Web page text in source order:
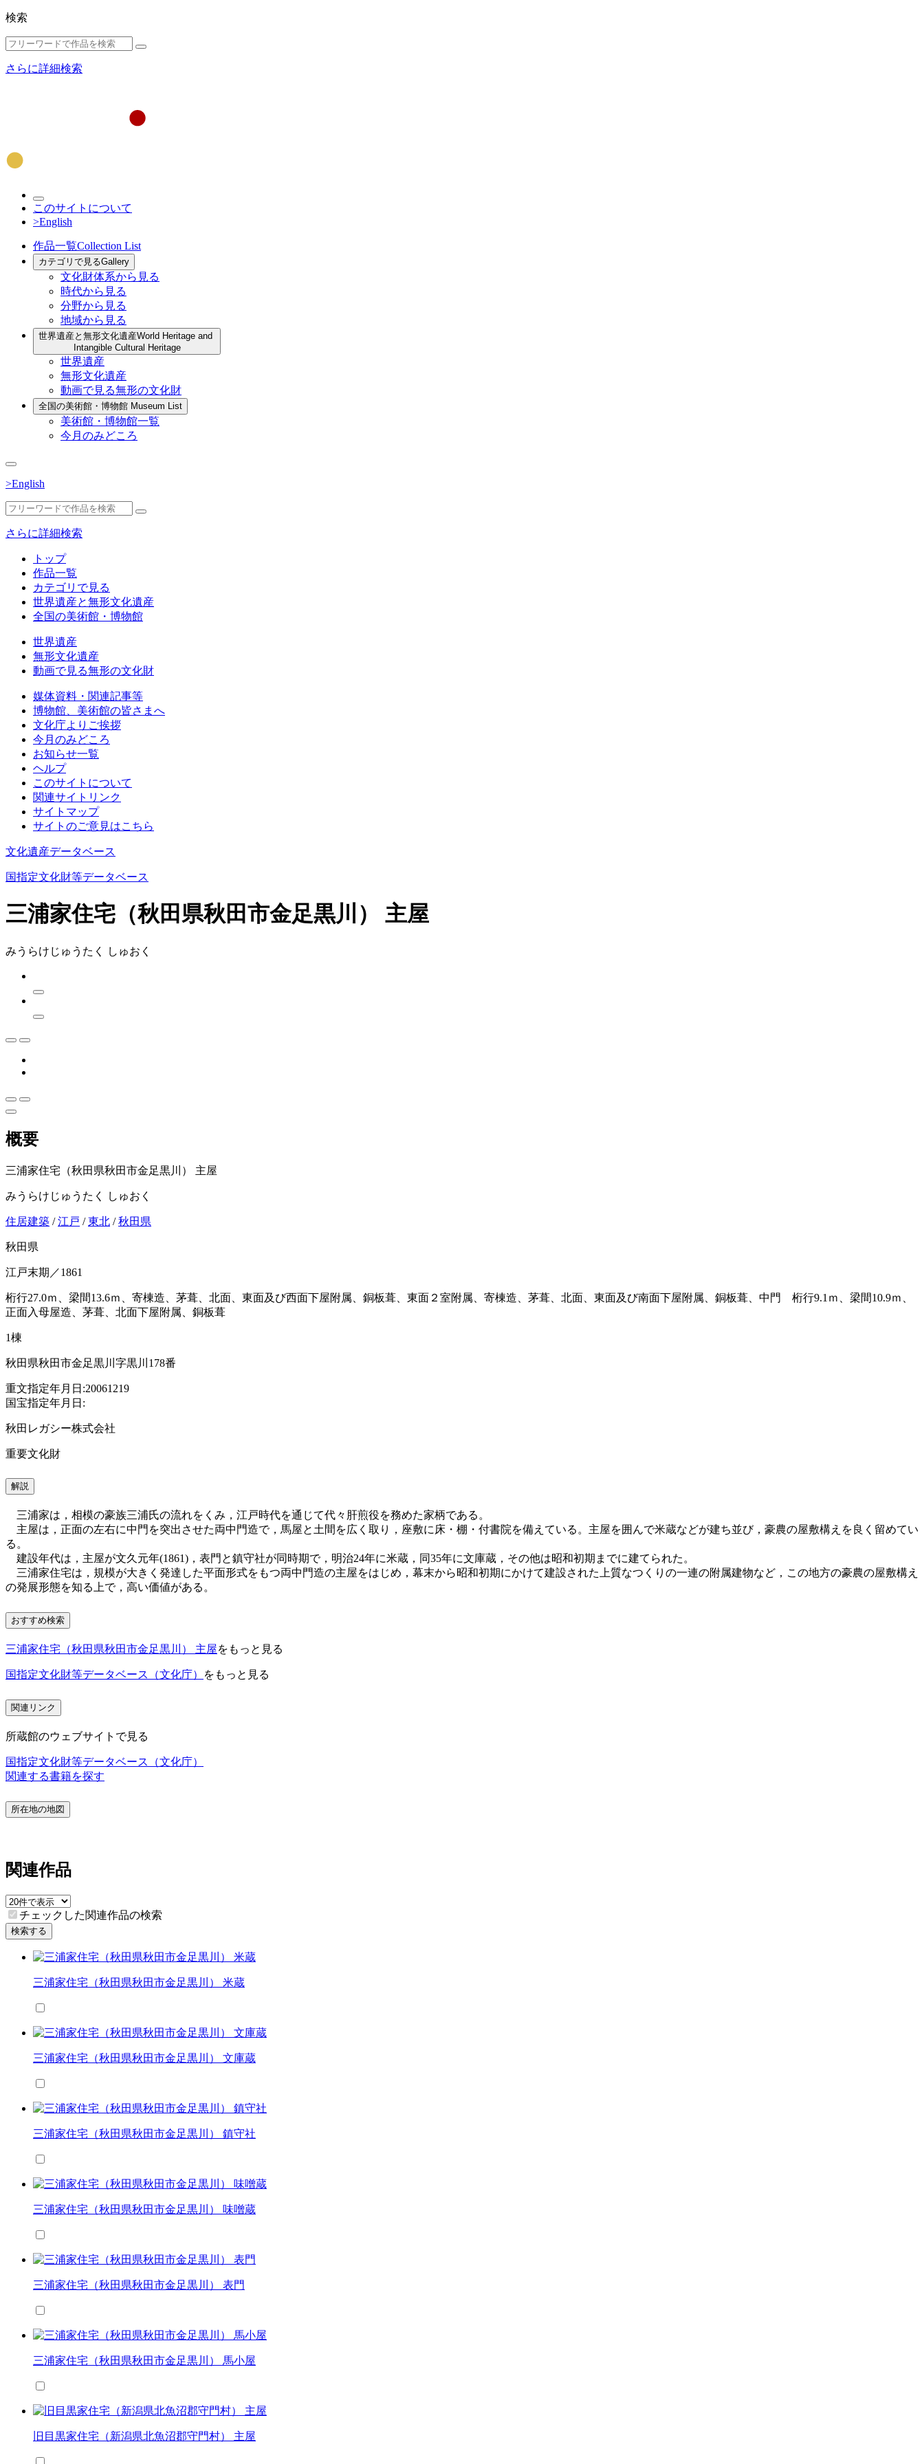
検索
さらに詳細検索
このサイトについて
>English
作品一覧Collection List
カテゴリで見るGallery
文化財体系から見る
時代から見る
分野から見る
地域から見る
世界遺産と無形文化遺産World Heritage and
Intangible Cultural Heritage
世界遺産
無形文化遺産
動画で見る無形の文化財
全国の美術館・博物館 Museum List
美術館・博物館一覧
今月のみどころ
>English
さらに詳細検索
トップ
作品一覧
カテゴリで見る
世界遺産と無形文化遺産
全国の美術館・博物館
世界遺産
無形文化遺産
動画で見る無形の文化財
媒体資料・関連記事等
博物館、美術館の皆さまへ
文化庁よりご挨拶
今月のみどころ
お知らせ一覧
ヘルプ
このサイトについて
関連サイトリンク
サイトマップ
サイトのご意見はこちら
文化遺産データベース
国指定文化財等データベース
三浦家住宅（秋田県秋田市金足黒川） 主屋
みうらけじゅうたく しゅおく
概要
三浦家住宅（秋田県秋田市金足黒川） 主屋
みうらけじゅうたく しゅおく
住居建築 /江戸 /東北 /秋田県
秋田県
江戸末期／1861
桁行27.0ｍ、梁間13.6ｍ、寄棟造、茅葺、北面、東面及び西面下屋附属、銅板葺、東面２室附属、寄棟造、茅葺、北面、東面及び南面下屋附属、銅板葺、中門 桁行9.1ｍ、梁間10.9ｍ、
正面入母屋造、茅葺、北面下屋附属、銅板葺
1棟
秋田県秋田市金足黒川字黒川178番
重文指定年月日:20061219
国宝指定年月日:
秋田レガシー株式会社
重要文化財
解説
三浦家は，相模の豪族三浦氏の流れをくみ，江戸時代を通じて代々肝煎役を務めた家柄である。
主屋は，正面の左右に中門を突出させた両中門造で，馬屋と土間を広く取り，座敷に床・棚・付書院を備えている。主屋を囲んで米蔵などが建ち並び，豪農の屋敷構えを良く留めてい
る。
建設年代は，主屋が文久元年(1861)，表門と鎮守社が同時期で，明治24年に米蔵，同35年に文庫蔵，その他は昭和初期までに建てられた。
三浦家住宅は，規模が大きく発達した平面形式をもつ両中門造の主屋をはじめ，幕末から昭和初期にかけて建設された上質なつくりの一連の附属建物など，この地方の豪農の屋敷構え
の発展形態を知る上で，高い価値がある。
おすすめ検索
三浦家住宅（秋田県秋田市金足黒川） 主屋をもっと見る
国指定文化財等データベース（文化庁） をもっと見る
関連リンク
所蔵館のウェブサイトで見る
国指定文化財等データベース（文化庁）
関連する書籍を探す
所在地の地図
関連作品
チェックした関連作品の検索
検索する
三浦家住宅（秋田県秋田市金足黒川） 米蔵
三浦家住宅（秋田県秋田市金足黒川） 文庫蔵
三浦家住宅（秋田県秋田市金足黒川） 鎮守社
三浦家住宅（秋田県秋田市金足黒川） 味噌蔵
三浦家住宅（秋田県秋田市金足黒川） 表門
三浦家住宅（秋田県秋田市金足黒川） 馬小屋
旧目黒家住宅（新潟県北魚沼郡守門村） 主屋